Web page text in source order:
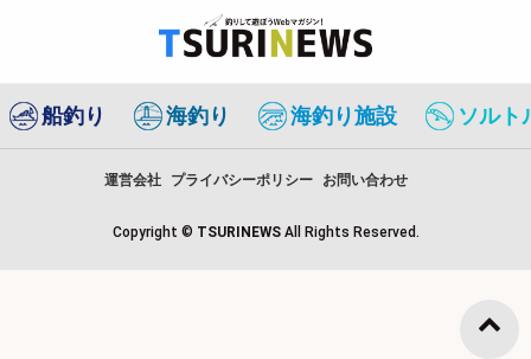
船釣り 海釣り 海釣り施設 ソルト
運営会社 プライバシーポリシー お問い合わせ
Copyright © TSURINEWS All Rights Reserved.